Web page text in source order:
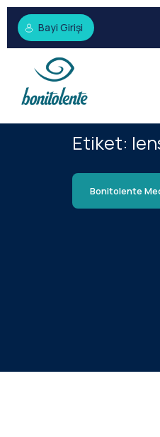
Bayi Girişi
Etiket:
Bonitolente